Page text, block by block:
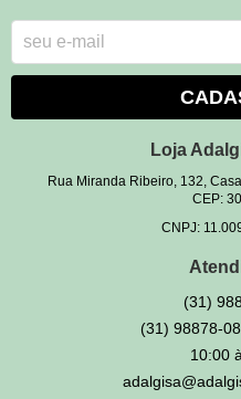
Loja
Rua Miranda Ribeiro, 132, Casa
CEP:
CNPJ:
(31)
(31) 98878-
10:00